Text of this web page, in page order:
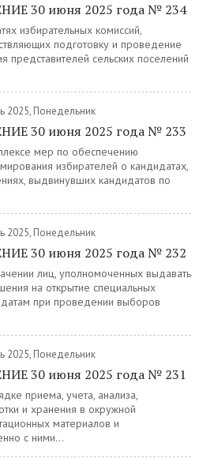
30 июня 2025 года № 234
избирательных комиссий,
подготовку и проведение
представителей сельских поселений
2025, Понедельник
30 июня 2025 года № 233
мер по обеспечению
избирателей о кандидатах,
выдвинувших кандидатов по
2025, Понедельник
30 июня 2025 года № 232
лиц, уполномоченных выдавать
на открытие специальных
при проведении выборов
2025, Понедельник
30 июня 2025 года № 231
приема, учета, анализа,
и хранения в окружной
материалов и
с ними...